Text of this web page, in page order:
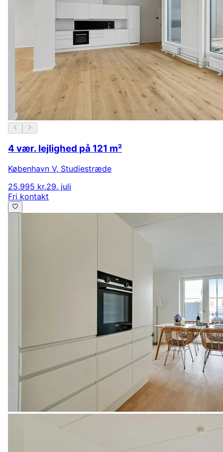
4 vær. lejlighed på 121 m²
København V, Studiestræde
25.995 kr.29. juli
Fri kontakt